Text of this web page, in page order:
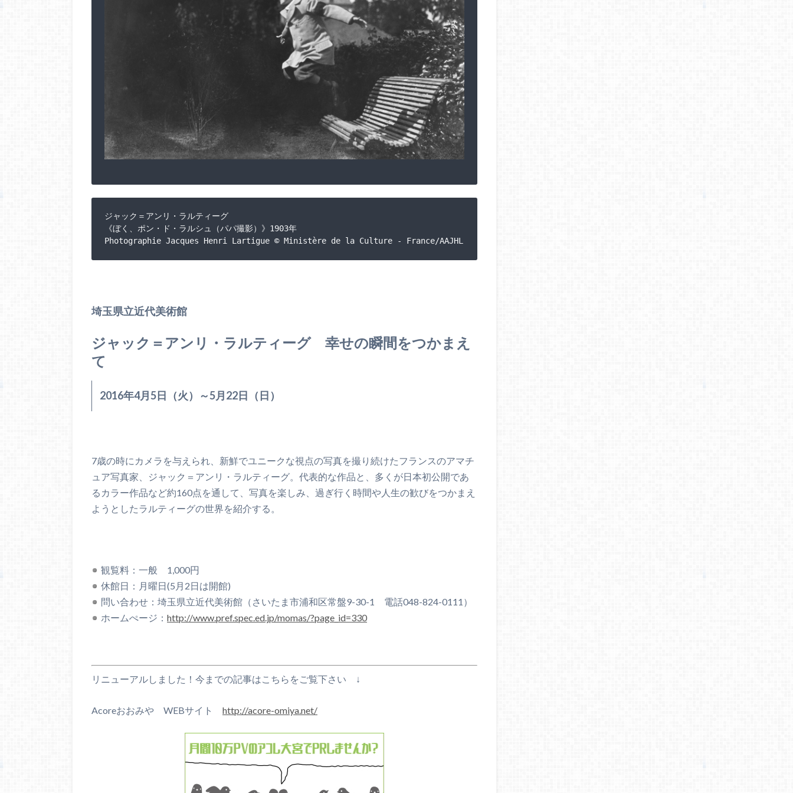
ジャック＝アンリ・ラルティーグ
《ぼく、ポン・ド・ラルシュ（パパ撮影）》1903年
Photographie Jacques Henri Lartigue © Ministère de la Culture - France/AAJHL
埼玉県立近代美術館
ジャック＝アンリ・ラルティーグ 幸せの瞬間をつかまえ
て
2016年4月5日（火）～5月22日（日）
7歳の時にカメラを与えられ、新鮮でユニークな視点の写真を撮り続けたフランスのアマチ
ュア写真家、ジャック＝アンリ・ラルティーグ。代表的な作品と、多くが日本初公開であ
るカラー作品など約160点を通して、写真を楽しみ、過ぎ行く時間や人生の歓びをつかまえ
ようとしたラルティーグの世界を紹介する。
観覧料：一般 1,000円
休館日：月曜日(5月2日は開館)
問い合わせ：埼玉県立近代美術館（さいたま市浦和区常盤9-30-1 電話048-824-0111）
ホームぺージ： http://www.pref.spec.ed.jp/momas/?page_id=330
リニューアルしました！今までの記事はこちらをご覧下さい ↓
Acoreおおみや WEBサイト http://acore-omiya.net/